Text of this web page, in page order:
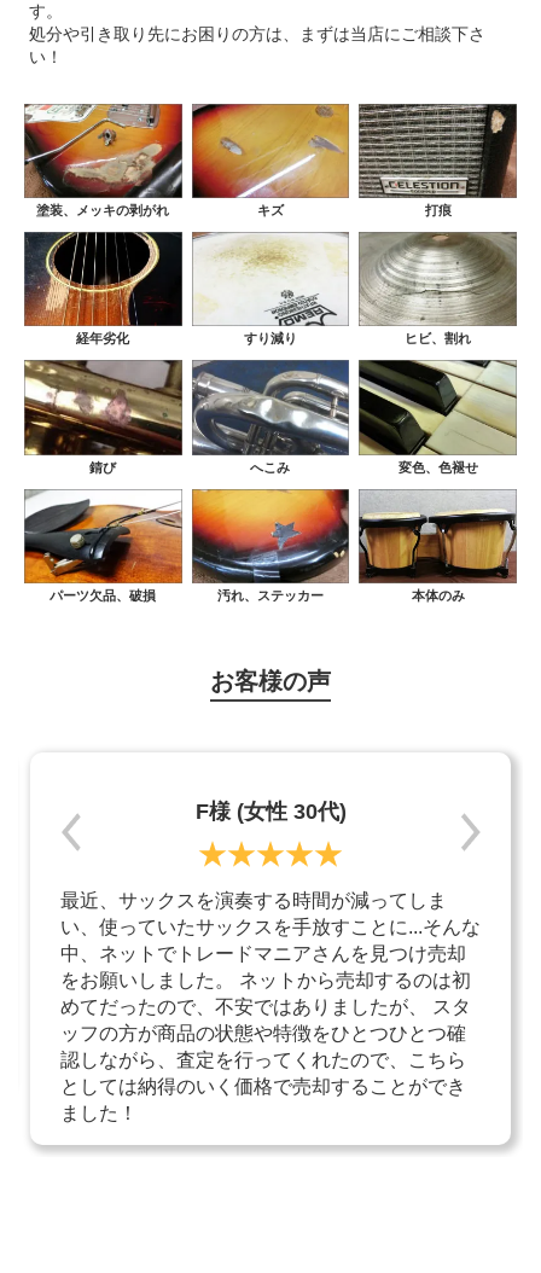
す。
処分や引き取り先にお困りの方は、まずは当店にご相談下さ
い！
塗装、メッキの剥がれ キズ 打痕
経年劣化 すり減り ヒビ、割れ
錆び へこみ 変色、色褪せ
パーツ欠品、破損 汚れ、ステッカー 本体のみ
お客様の声
F様 (女性 30代)
最近、サックスを演奏する時間が減ってしま
い、使っていたサックスを手放すことに...そんな
中、ネットでトレードマニアさんを見つけ売却
をお願いしました。 ネットから売却するのは初
めてだったので、不安ではありましたが、 スタ
ッフの方が商品の状態や特徴をひとつひとつ確
認しながら、査定を行ってくれたので、こちら
としては納得のいく価格で売却することができ
ました！